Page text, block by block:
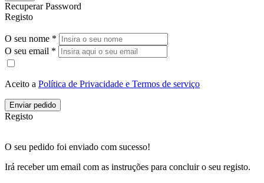
Recuperar Password
Registo
O seu nome *
O seu email *
Aceito a Política de Privacidade e Termos de serviço
Enviar pedido
Registo
O seu pedido foi enviado com sucesso!
Irá receber um email com as instruções para concluir o seu registo.